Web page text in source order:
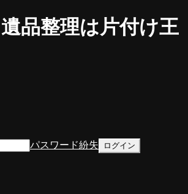
品整理は片付け王
パスワード紛失